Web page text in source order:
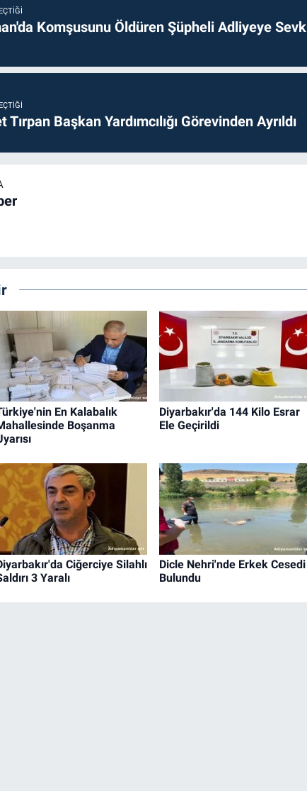
Komşusunu Öldüren Şüpheli Adliyeye Sevk
Tırpan Başkan Yardımcılığı Görevinden Ayrıldı
En Kalabalık
Boşanma
Diyarbakır'da 144 Kilo Esrar
Ele Geçirildi
Ciğerciye Silahlı
3 Yaralı
Dicle Nehri'nde Erkek Cesedi
Bulundu